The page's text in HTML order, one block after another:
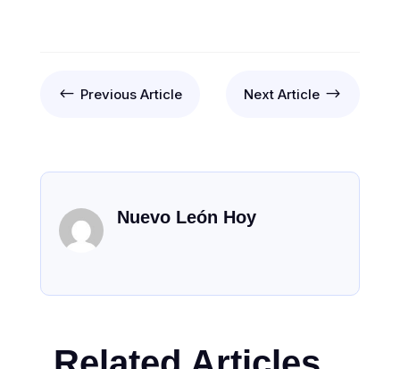
# Previous Article Next Article $
Nuevo León Hoy